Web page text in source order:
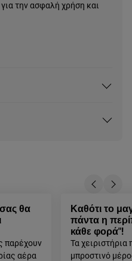
την ασφαλή χρήση και
σας θα
παρέχουν
αέρα
Καθότι το
πάντα η
κάθε φορά"!
Τα χειριστήρια
μπροστινό